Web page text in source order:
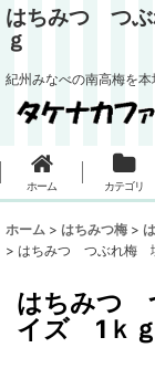
はちみつ つ
ｇ
紀州みなべの南高梅を
ホーム カテゴリ
ホーム > はちみつ梅 >
> はちみつ つぶれ梅
はちみつ
イズ 1ｋｇ